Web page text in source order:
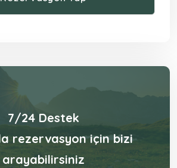
7/24 Destek
rezervasyon için bizi
arayabilirsiniz